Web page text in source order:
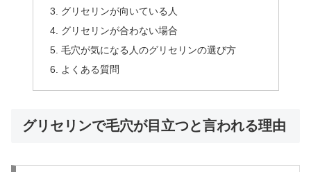
グリセリンが向いている人
グリセリンが合わない場合
毛穴が気になる人のグリセリンの選び方
よくある質問
グリセリンで毛穴が目立つと言われる理由